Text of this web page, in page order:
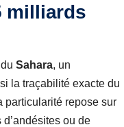
milliards
Sahara, un
la traçabilité exacte du
particularité repose sur
ou de